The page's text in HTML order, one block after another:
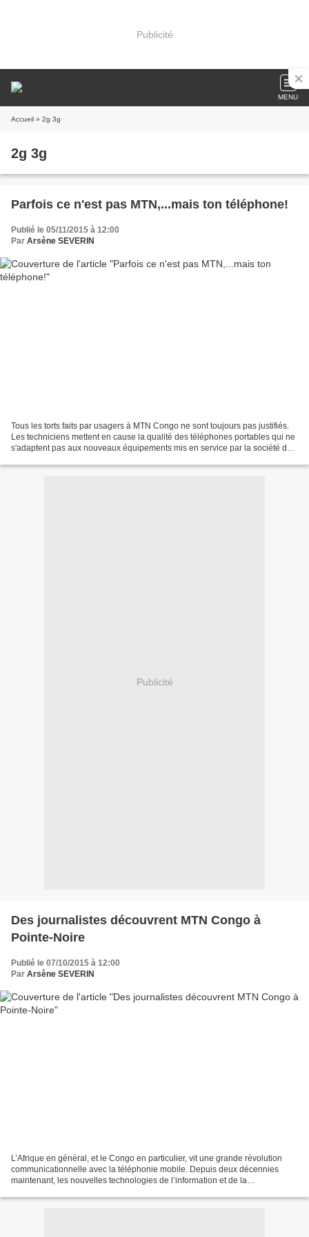
Publicité
MENU
Accueil » 2g 3g
2g 3g
Parfois ce n'est pas MTN,...mais ton téléphone!
Publié le 05/11/2015 à 12:00
Par Arsène SEVERIN
Tous les torts faits par usagers à MTN Congo ne sont toujours pas justifiés.
Les techniciens mettent en cause la qualité des téléphones portables qui ne
s'adaptent pas aux nouveaux équipements mis en service par la société de
Publicité
Des journalistes découvrent MTN Congo à
Pointe-Noire
Publié le 07/10/2015 à 12:00
Par Arsène SEVERIN
L’Afrique en général, et le Congo en particulier, vit une grande révolution
communicationnelle avec la téléphonie mobile. Depuis deux décennies
maintenant, les nouvelles technologies de l’information et de la